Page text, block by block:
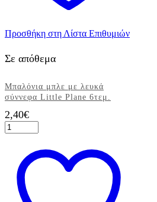
Προσθήκη στη Λίστα Επιθυμιών
Σε απόθεμα
Μπαλόνια μπλε με λευκά
σύννεφα Little Plane 6τεμ.
2,40€
Μπαλόνια
μπλε
λευκά
σύννεφα
Little
Plane
6τεμ.